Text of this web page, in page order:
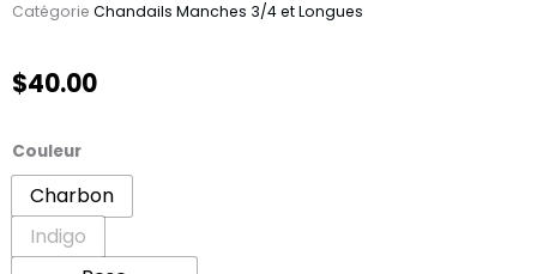
Catégorie Chandails Manches 3/4 et Longues
$40.00
Couleur
Charbon
Indigo
quantité
de
Chandail
Roxanne